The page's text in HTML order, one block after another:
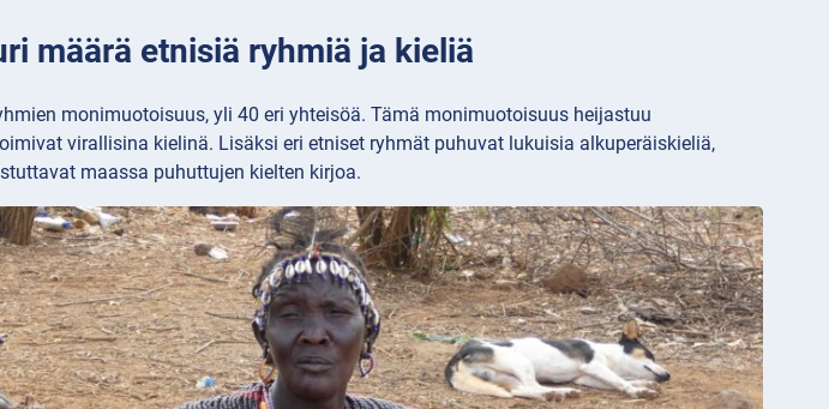
määrä etnisiä ryhmiä ja kieliä
monimuotoisuus, yli 40 eri yhteisöä. Tämä monimuotoisuus heijastuu
virallisina kielinä. Lisäksi eri etniset ryhmät puhuvat lukuisia alkuperäiskieliä,
maassa puhuttujen kielten kirjoa.